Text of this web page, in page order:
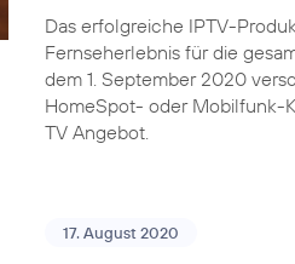
Das erfolgreiche IPTV-
Fernseherlebnis für die
dem 1. September 2020
HomeSpot- oder Mobilfunk-
TV Angebot.
17. August 2020